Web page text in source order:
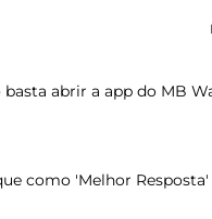
abrir a app do MB
como 'Melhor Resposta'